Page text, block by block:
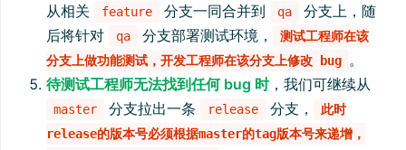
从相关
feature 分支一同合并到 qa
分支上，随
后将针对
qa 分支部署测试环境，
测试工程师在该
分支上做功能测试，开发工程师在该分支上修改 bug
。
待测试工程师无法找到任何 bug 时，我们可继续从
master 分支拉出一条 release 分支，
此时
release的版本号必须根据master的tag版本号来递增，